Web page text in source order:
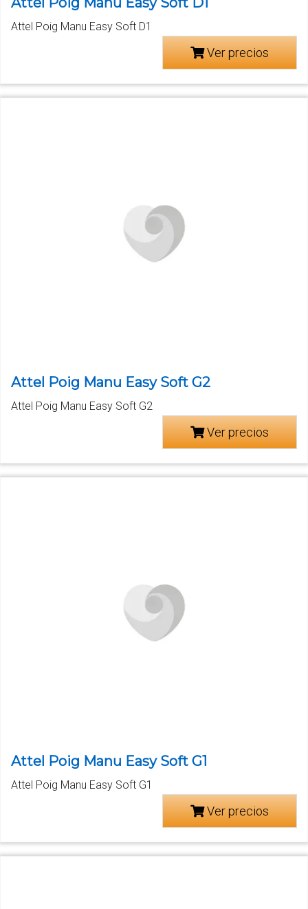
Attel Poig Manu Easy Soft D1
Ver precios
Attel Poig Manu Easy Soft G2
Attel Poig Manu Easy Soft G2
Ver precios
Attel Poig Manu Easy Soft G1
Attel Poig Manu Easy Soft G1
Ver precios